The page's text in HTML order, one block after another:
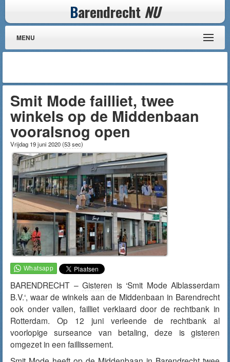
Barendrecht NU
MENU
Smit Mode failliet, twee
winkels op de Middenbaan
vooralsnog open
Vrijdag 19 juni 2020(53 sec)
BARENDRECHT – Gisteren is ‘Smit Mode Alblasserdam
B.V.‘, waar de winkels aan de Middenbaan in Barendrecht
ook onder vallen, failliet verklaard door de rechtbank in
Rotterdam. Op 12 juni verleende de rechtbank al
voorlopige surseance van betaling, deze isgisteren
omgezet in een faillissement.